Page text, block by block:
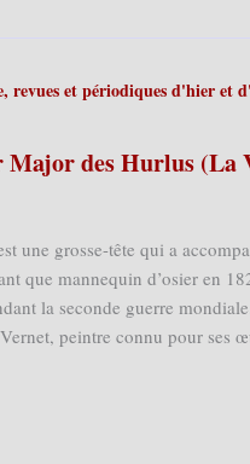
revues et périodiques d'hier et
des Hurlus (La
une grosse-tête qui a
que mannequin d’osier en
la seconde guerre
Vernet, peintre connu pour